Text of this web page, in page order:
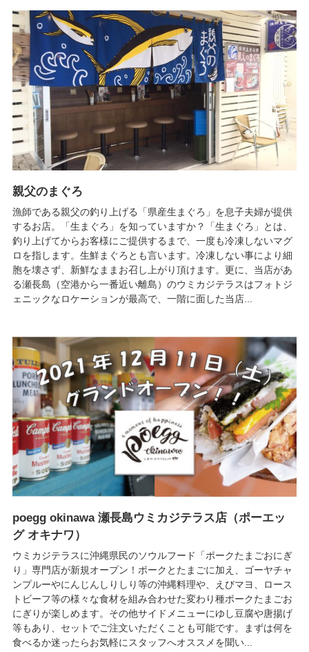
親父のまぐろ
漁師である親父の釣り上げる「県産生まぐろ」を息子夫婦が提供
するお店。「生まぐろ」を知っていますか？「生まぐろ」とは、
釣り上げてからお客様にご提供するまで、一度も冷凍しないマグ
ロを指します。生鮮まぐろとも言います。冷凍しない事により細
胞を壊さず、新鮮なままお召し上がり頂けます。更に、当店があ
る瀬長島（空港から一番近い離島）のウミカジテラスはフォトジ
ェニックなロケーションが最高で、一階に面した当店...
poegg okinawa 瀬長島ウミカジテラス店（ポーエッ
グ オキナワ）
ウミカジテラスに沖縄県民のソウルフード「ポークたまごおにぎ
り」専門店が新規オープン！ポークとたまごに加え、ゴーヤチャ
ンプルーやにんじんしりしり等の沖縄料理や、えびマヨ、ロース
トビーフ等の様々な食材を組み合わせた変わり種ポークたまごお
にぎりが楽しめます。その他サイドメニューにゆし豆腐や唐揚げ
等もあり、セットでご注文いただくことも可能です。まずは何を
食べるか迷ったらお気軽にスタッフへオススメを聞い...